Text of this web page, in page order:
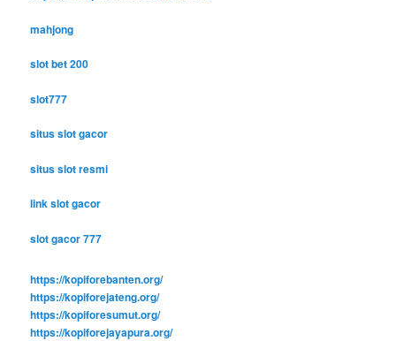
mahjong
slot bet 200
slot777
situs slot gacor
situs slot resmi
link slot gacor
slot gacor 777
https://kopiforebanten.org/
https://kopiforejateng.org/
https://kopiforesumut.org/
https://kopiforejayapura.org/